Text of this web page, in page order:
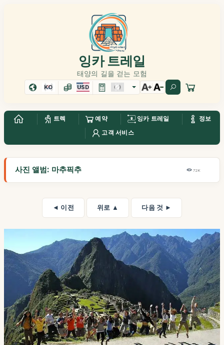
잉카 트레일
태양의 길을 걷는 모험
KO USD
트렉 예약 잉카 트레일
정보
고객 서비스
사진 앨범: 마추픽추 72K
◄ 이전 위로 ▲ 다음 것 ►